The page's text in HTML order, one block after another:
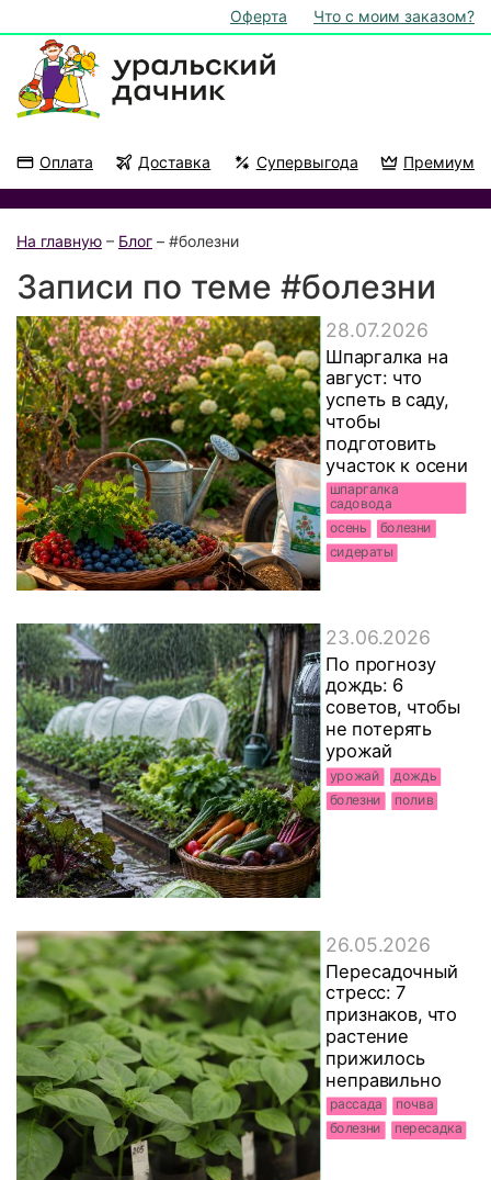
Оферта Что с моим заказом?
Оплата Доставка Супервыгода Премиум
На главную – Блог – #болезни
Записи по теме #болезни
28.07.2026
Шпаргалка на
август: что
успеть в саду,
чтобы
подготовить
участок к осени
шпаргалка
садовода
осень
болезни
сидераты
23.06.2026
По прогнозу
дождь: 6
советов, чтобы
не потерять
урожай
урожай
дождь
болезни
полив
26.05.2026
Пересадочный
стресс: 7
признаков, что
растение
прижилось
неправильно
рассада почва
болезни пересадка